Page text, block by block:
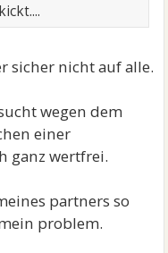
sicher nicht auf alle.
wegen dem
einer
ganz wertfrei.
partners so
problem.